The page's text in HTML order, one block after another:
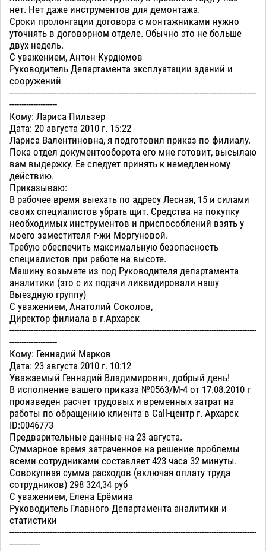
нет. Нет даже инструментов для демонтажа.
Сроки пролонгации договора с монтажниками нужно
уточнять в договорном отделе. Обычно это не больше
двух недель.
С уважением, Антон Курдюмов
Руководитель Департамента эксплуатации зданий и
сооружений
--------------------------------------------------------------------------------------------------------
--------------------
Кому: Лариса Пильзер
Дата: 20 августа 2010 г. 15:22
Лариса Валентиновна, я подготовил приказ по филиалу.
Пока отдел документооборота его мне готовит, высылаю
вам выдержку. Ее следует принять к немедленному
действию.
Приказываю:
В рабочее время выехать по адресу Лесная, 15 и силами
своих специалистов убрать щит. Средства на покупку
необходимых инструментов и приспособлений взять у
моего заместителя г-жи Моргуновой.
Требую обеспечить максимальную безопасность
специалистов при работе на высоте.
Машину возьмете из под Руководителя департамента
аналитики (это с их подачи ликвидировали нашу
Выездную группу)
С уважением, Анатолий Соколов,
Директор филиала в г.Архарск
--------------------------------------------------------------------------------------------------------
--------------------
Кому: Геннадий Марков
Дата: 23 августа 2010 г. 10:12
Уважаемый Геннадий Владимирович, добрый день!
В исполнение вашего приказа №0563/М-4 от 17.08.2010 г
произведен расчет трудовых и временных затрат на
работы по обращению клиента в Call-центр г. Архарск
ID:0046773
Предварительные данные на 23 августа.
Суммарное время затраченное на решение проблемы
всеми сотрудниками составляет 423 часа 32 минуты.
Совокупная сумма расходов (включая оплату труда
сотрудников) 298 324,34 руб
С уважением, Елена Ерёмина
Руководитель Главного Департамента аналитики и
статистики
--------------------------------------------------------------------------------------------------------
-------------